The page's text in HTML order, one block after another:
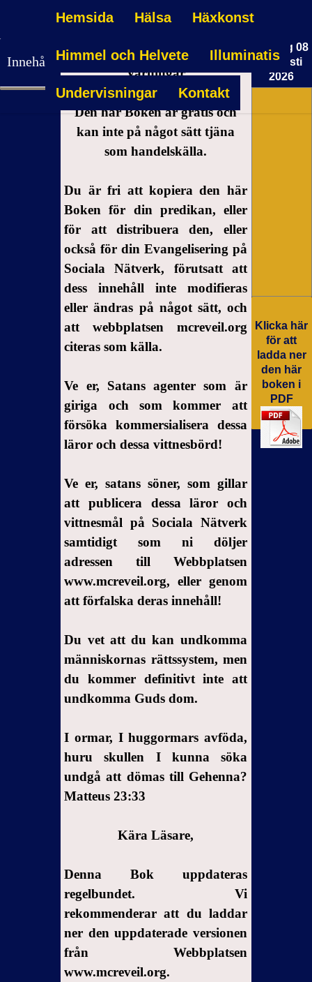
Hemsida Hälsa Häxkonst
Himmel och Helvete Illuminatis
Undervisningar Kontakt
Innehållsförteckning
Varningar
Varningar
Den här Boken är gratis och
kan inte på något sätt tjäna
som handelskälla.
Du är fri att kopiera den här
Boken för din predikan, eller
för att distribuera den, eller
också för din Evangelisering på
Sociala Nätverk, förutsatt att
dess innehåll inte modifieras
eller ändras på något sätt, och
att webbplatsen mcreveil.org
citeras som källa.
Ve er, Satans agenter som är
giriga och som kommer att
försöka kommersialisera dessa
läror och dessa vittnesbörd!
Ve er, satans söner, som gillar
att publicera dessa läror och
vittnesmål på Sociala Nätverk
samtidigt som ni döljer
adressen till Webbplatsen
www.mcreveil.org, eller genom
att förfalska deras innehåll!
Du vet att du kan undkomma
människornas rättssystem, men
du kommer definitivt inte att
undkomma Guds dom.
I ormar, I huggormars avföda,
huru skullen I kunna söka
undgå att dömas till Gehenna?
Matteus 23:33
Kära Läsare,
Denna Bok uppdateras
regelbundet. Vi
rekommenderar att du laddar
ner den uppdaterade versionen
från Webbplatsen
www.mcreveil.org.
Lördag 08
Augusti
2026
22:04:28
Klicka här
för att
ladda ner
den här
boken i
PDF